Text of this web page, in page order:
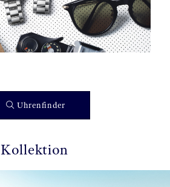
Uhrenfinder
Kollektion